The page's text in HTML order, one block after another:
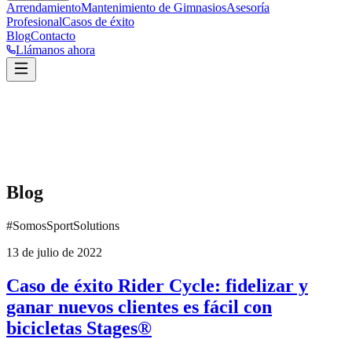
ArrendamientoMantenimiento de GimnasiosAsesoría
ProfesionalCasos de éxito
BlogContacto
Llámanos ahora
Blog
#SomosSportSolutions
13 de julio de 2022
Caso de éxito Rider Cycle: fidelizar y
ganar nuevos clientes es fácil con
bicicletas Stages®